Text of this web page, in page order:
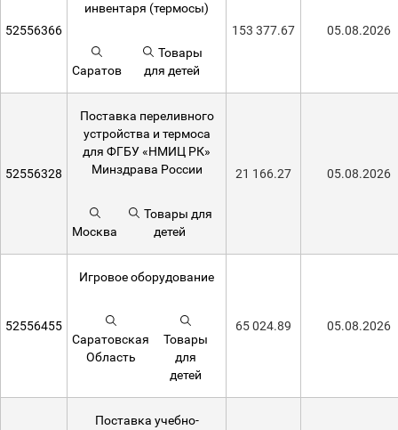
52556366
инвентаря (термосы)
Саратов
Товары
для детей
153 377.67 05.08.2026
52556328
Поставка переливного
устройства и термоса
для ФГБУ «НМИЦ РК»
Минздрава России
Москва
Товары для
детей
21 166.27 05.08.2026
52556455
Игровое оборудование
Саратовская
Область
Товары
для
детей
65 024.89 05.08.2026
Поставка учебно-